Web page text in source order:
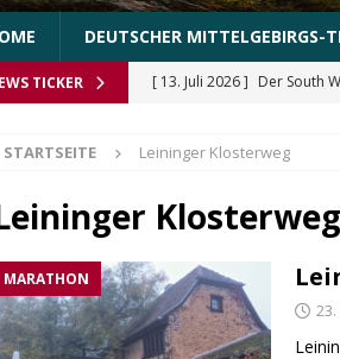
DEUTSCHER MITTELGEBIRGS-
TICKER [ 13. Juli 2026 ] Der South
[ 27. Mai 2026 ] Der
[ 3. Mai 2026 ]
STARTSEITE Leininger Klosterweg
Klosterweg
MARATHON